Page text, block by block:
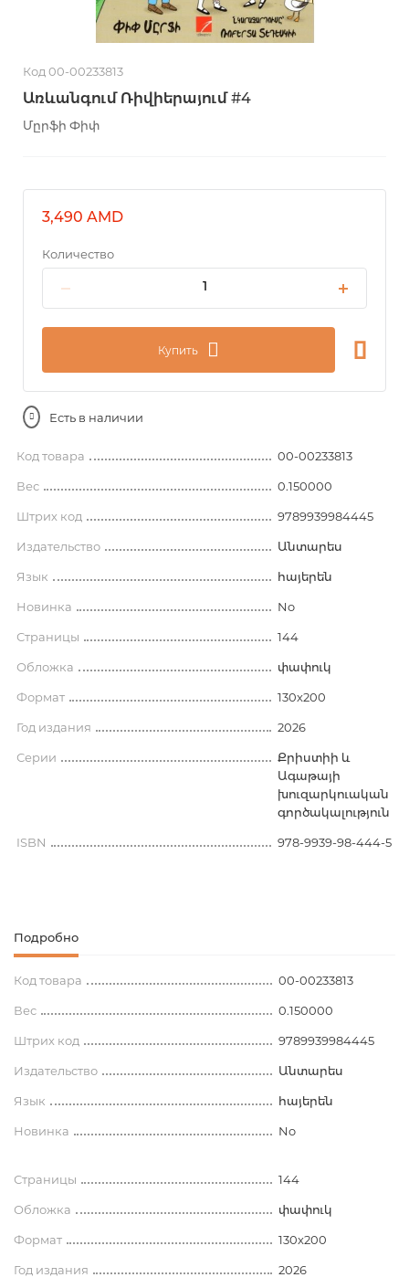
Код 00-00233813
Առևանգում Ռիվիերայում #4
Մըրֆի Փիփ
3,490 AMD
Количество
Купить
Есть в наличии
Код товара 00-00233813
Вес 0.150000
Штрих код 9789939984445
Издательство Անտարես
Язык հայերեն
Новинка No
Страницы 144
Обложка փափուկ
Формат 130x200
Год издания 2026
Серии
Քրիստիի և
Ագաթայի
խուզարկուական
գործակալություն
ISBN 978-9939-98-444-5
Подробно
Код товара 00-00233813
Вес 0.150000
Штрих код 9789939984445
Издательство Անտարես
Язык հայերեն
Новинка No
Страницы 144
Обложка փափուկ
Формат 130x200
Год издания 2026